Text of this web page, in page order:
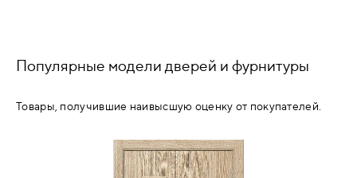
Популярные модели дверей и фурнитуры
Товары, получившие наивысшую оценку от покупателей.